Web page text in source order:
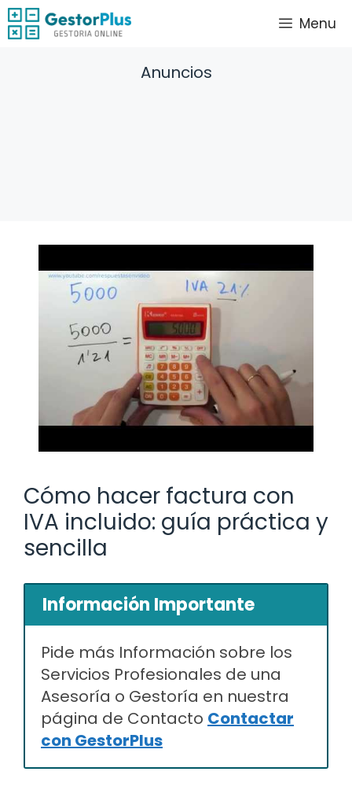
Saltar
al
Menu
Anuncios
Cómo hacer factura con
IVA incluido: guía práctica y
sencilla
Información Importante
Pide más Información sobre los
Servicios Profesionales de una
Asesoría o Gestoría en nuestra
página de Contacto Contactar
con GestorPlus